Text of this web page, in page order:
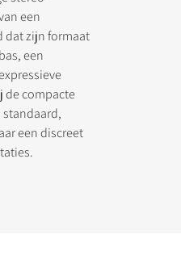
een
dat zijn formaat
een
de compacte
een discreet